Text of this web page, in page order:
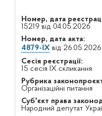
Номер, дата
15219 від 04.05.2026
Номер, дата акта:
4879-IXвід 26.05.2026
Сесія реєстрації:
15 сесія IX скликання
Рубрика
Організаційні питання
Суб'єкт права
Народний депутат